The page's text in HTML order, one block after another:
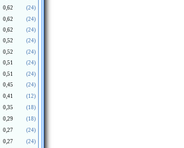
0,62
(24)
0,62
(24)
0,62 (24)
0,52
(24)
0,52 (24)
0,51
(24)
0,51 (24)
0,45 (24)
0,41 (12)
0,35 (18)
0,29 (18)
0,27
(24)
0,27 (24)